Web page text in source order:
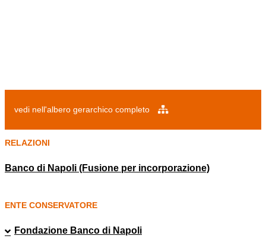
vedi nell'albero gerarchico completo
RELAZIONI
Banco di Napoli (Fusione per incorporazione)
ENTE CONSERVATORE
Fondazione Banco di Napoli